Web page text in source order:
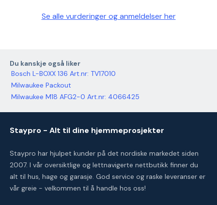
Se alle vurderinger og anmeldelser her
Du kanskje også liker
Bosch L-BOXX 136 Art.nr: TV17010
Milwaukee Packout
Milwaukee M18 AFG2-0 Art.nr: 4066425
Staypro - Alt til dine hjemmeprosjekter
Staypro har hjulpet kunder på det nordiske markedet siden
2007. I vår oversiktlige og lettnavigerte nettbutikk finner du
alt til hus, hage og garasje. God service og raske leveranser er
vår greie - velkommen til å handle hos oss!